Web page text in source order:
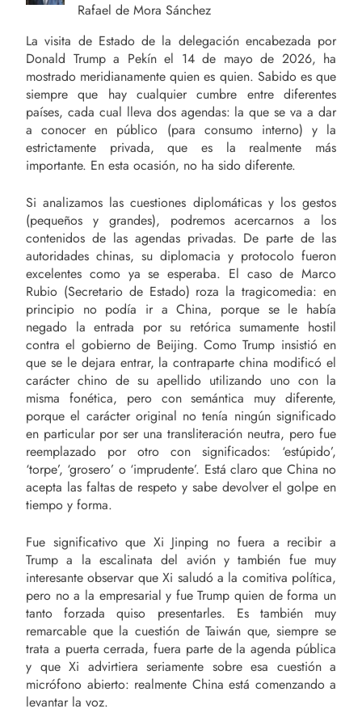
Rafael de Mora Sánchez
La visita de Estado de la delegación encabezada por
Donald Trump a Pekín el 14 de mayo de 2026, ha
mostrado meridianamente quien es quien. Sabido es que
siempre que hay cualquier cumbre entre diferentes
países, cada cual lleva dos agendas: la que se va a dar
a conocer en público (para consumo interno) y la
estrictamente privada, que es la realmente más
importante. En esta ocasión, no ha sido diferente.
Si analizamos las cuestiones diplomáticas y los gestos
(pequeños y grandes), podremos acercarnos a los
contenidos de las agendas privadas. De parte de las
autoridades chinas, su diplomacia y protocolo fueron
excelentes como ya se esperaba. El caso de Marco
Rubio (Secretario de Estado) roza la tragicomedia: en
principio no podía ir a China, porque se le había
negado la entrada por su retórica sumamente hostil
contra el gobierno de Beijing. Como Trump insistió en
que se le dejara entrar, la contraparte china modificó el
carácter chino de su apellido utilizando uno con la
misma fonética, pero con semántica muy diferente,
porque el carácter original no tenía ningún significado
en particular por ser una transliteración neutra, pero fue
reemplazado por otro con significados: ‘estúpido’,
‘torpe’, ‘grosero’ o ‘imprudente’. Está claro que China no
acepta las faltas de respeto y sabe devolver el golpe en
tiempo y forma.
Fue significativo que Xi Jinping no fuera a recibir a
Trump a la escalinata del avión y también fue muy
interesante observar que Xi saludó a la comitiva política,
pero no a la empresarial y fue Trump quien de forma un
tanto forzada quiso presentarles. Es también muy
remarcable que la cuestión de Taiwán que, siempre se
trata a puerta cerrada, fuera parte de la agenda pública
y que Xi advirtiera seriamente sobre esa cuestión a
micrófono abierto: realmente China está comenzando a
levantar la voz.